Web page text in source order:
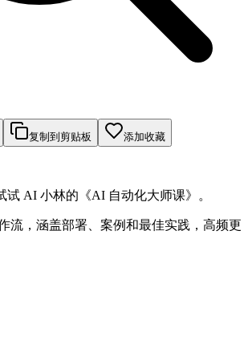
复制到剪贴板 添加收藏
试 AI 小林的《AI 自动化大师课》。
流，涵盖部署、案例和最佳实践，高频更